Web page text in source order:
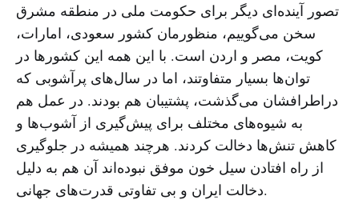
تصور آینده‌ای دیگر برای حکومت ملی در منطقه مشرق
سخن می‌گوییم، منظورمان کشور سعودی، امارات،
کویت، مصر و اردن است. با این همه این کشورها در
توان‌ها بسیار متفاوتند، اما در سال‌های پرآشوبی که
دراطرافشان می‌گذشت، پشتیبان هم بودند. در عمل هم
به شیوه‌های مختلف برای پیش‌گیری از آشوب‌ها و
کاهش تنش‌ها دخالت کردند. هرچند همیشه در جلوگیری
از راه افتادن سیل خون موفق نبوده‌اند آن هم به دلیل
دخالت ایران و بی تفاوتی قدرت‌های جهانی.